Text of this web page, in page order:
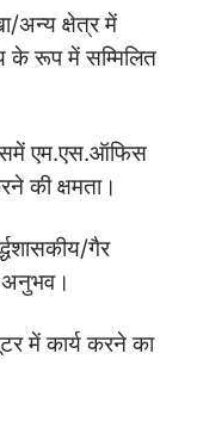
अन्‍य क्षेत्र में
के रूप में सम्मिलित
एम.एस.ऑफिस
की क्षमता।
गैर
अनुभव।
में कार्य करने का